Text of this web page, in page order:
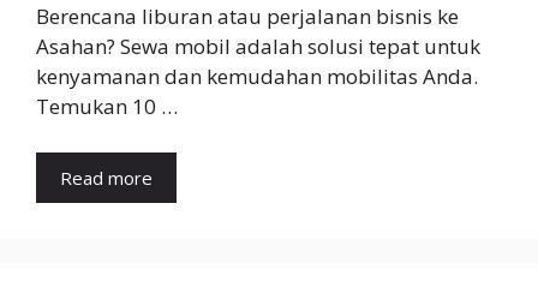
Berencana liburan atau perjalanan bisnis ke
Asahan? Sewa mobil adalah solusi tepat untuk
kenyamanan dan kemudahan mobilitas Anda.
Temukan 10 …
Read more